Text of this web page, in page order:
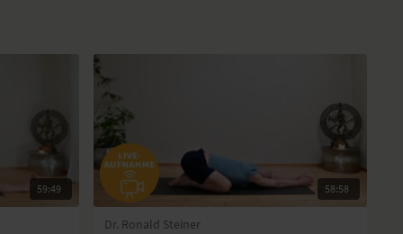
59:49 58:58
Dr. Ronald Steiner